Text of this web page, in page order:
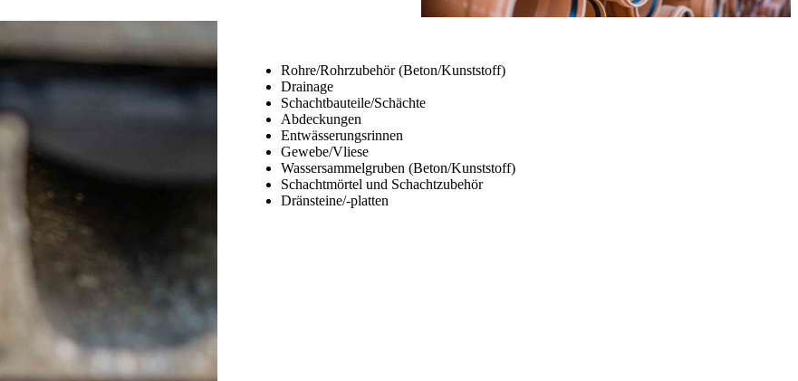
Rohre/Rohrzubehör (Beton/Kunststoff)
Drainage
Schachtbauteile/Schächte
Abdeckungen
Entwässerungsrinnen
Gewebe/Vliese
Wassersammelgruben (Beton/Kunststoff)
Schachtmörtel und Schachtzubehör
Dränsteine/-platten